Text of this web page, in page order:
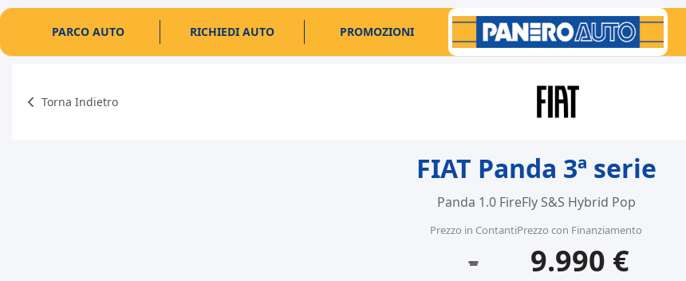
PARCO AUTO RICHIEDI AUTO PROMOZIONI
Torna Indietro
FIAT Panda 3ª serie
Panda 1.0 FireFly S&S Hybrid Pop
Prezzo in Contanti
-
Prezzo con Finanziamento
9.990 €